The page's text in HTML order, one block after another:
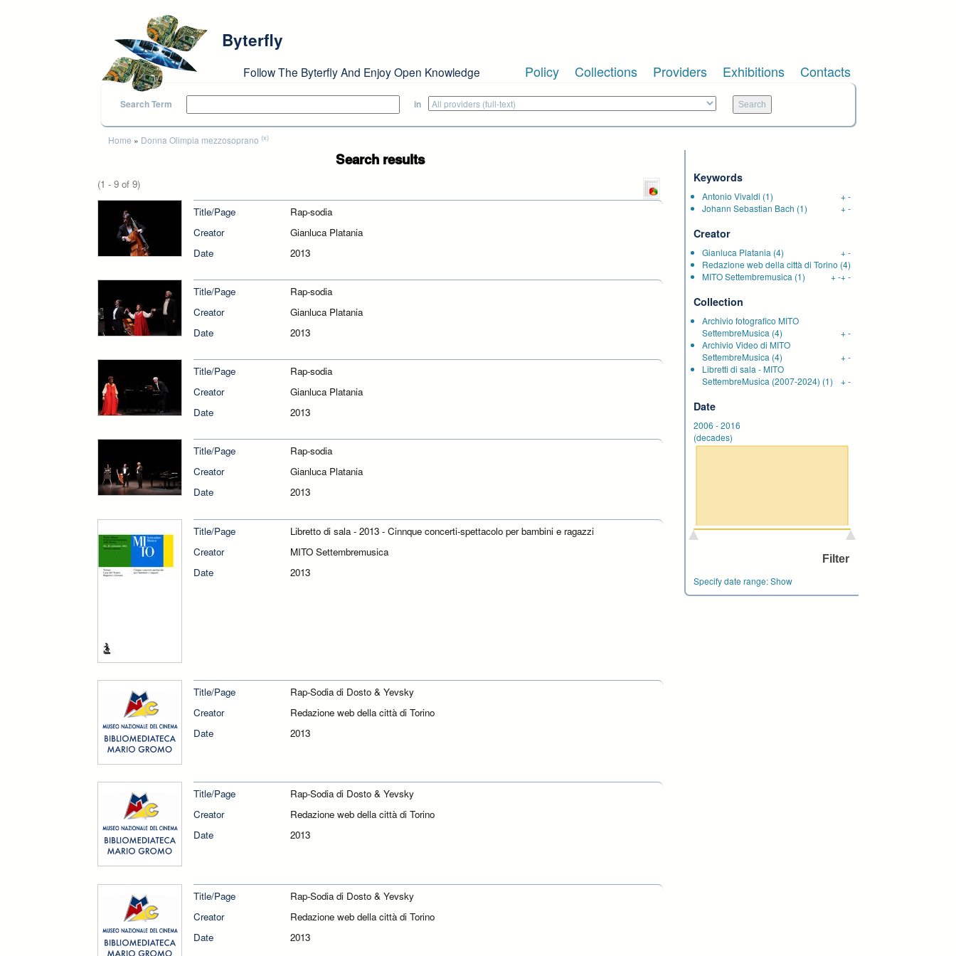
Byterfly
Follow The Byterfly And Enjoy Open Knowledge Policy Collections Providers Exhibitions Contacts
Search Term in
You are here
Home » Donna Olimpia mezzosoprano (x)
Search results
(1 - 9 of 9)
Title/Page
Rap-sodia
Creator
Gianluca Platania
Date
2013
Title/Page
Rap-sodia
Creator
Gianluca Platania
Date
2013
Title/Page
Rap-sodia
Creator
Gianluca Platania
Date
2013
Title/Page
Rap-sodia
Creator
Gianluca Platania
Date
2013
Title/Page
Libretto di sala - 2013 - Cinnque concerti-spettacolo per bambini e ragazzi
Creator
MITO Settembremusica
Date
2013
Title/Page
Rap-Sodia di Dosto & Yevsky
Creator
Redazione web della città di Torino
Date
2013
Title/Page
Rap-Sodia di Dosto & Yevsky
Creator
Redazione web della città di Torino
Date
2013
Title/Page
Rap-Sodia di Dosto & Yevsky
Creator
Redazione web della città di Torino
Date
2013
Keywords
Antonio Vivaldi (1) +-
Johann Sebastian Bach (1) +-
Creator
Gianluca Platania (4) +-
Redazione web della città di Torino (4)
+-
MITO Settembremusica (1) +-
Collection
Archivio fotografico MITO
SettembreMusica (4) +-
Archivio Video di MITO
SettembreMusica (4) +-
Libretti di sala - MITO
SettembreMusica (2007-2024) (1) +-
Date
2006 -2016
(decades)
Specify date range:Show